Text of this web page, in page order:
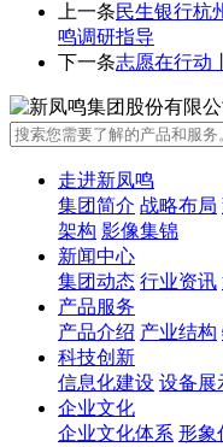
上一条民生银行杭
鸣调研指导
下一条志愿在行动
走进新凤鸣
集团简介 战略布局
架构 影像集锦
新闻中心
集团动态 行业资讯
产品服务
产品介绍 产业结构
科技创新
信息化建设 设备展
企业文化
企业文化体系 形象